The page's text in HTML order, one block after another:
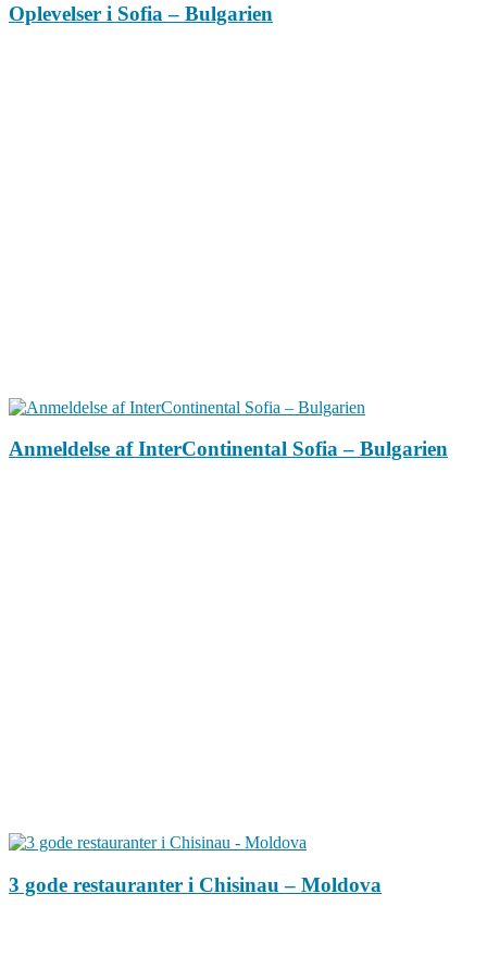
Oplevelser i Sofia – Bulgarien
Anmeldelse af InterContinental Sofia – Bulgarien
3 gode restauranter i Chisinau – Moldova